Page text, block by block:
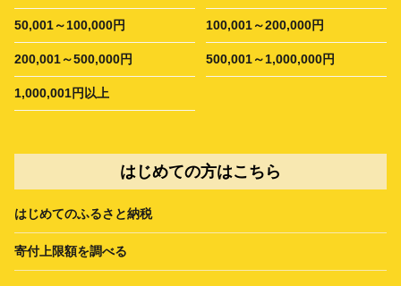
50,001～100,000円 100,001～200,000円
200,001～500,000円 500,001～1,000,000円
1,000,001円以上
はじめての方はこちら
はじめてのふるさと納税
寄付上限額を調べる